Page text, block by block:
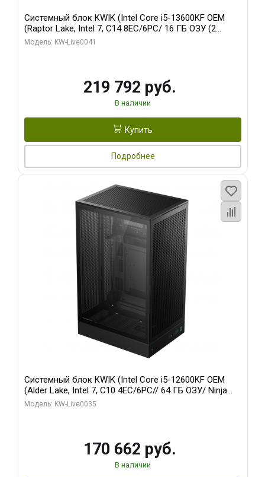
Системный блок KWIK (Intel Core i5-13600KF OEM
(Raptor Lake, Intel 7, C14 8EC/6PC/ 16 ГБ ОЗУ (2
модуля)/ Palit RTX5080 GAMINGPRO OC 16GB GDDR7
Модель: KW-Live0041
219 792 руб.
В наличии
Купить
Подробнее
Системный блок KWIK (Intel Core i5-12600KF OEM
(Alder Lake, Intel 7, C10 4EC/6PC// 64 ГБ ОЗУ/ Ninja
Sinotex GTX1650 4GB 128bit GDDR6 DVI DP HDMI 2/
Модель: KW-Live0035
170 662 руб.
В наличии